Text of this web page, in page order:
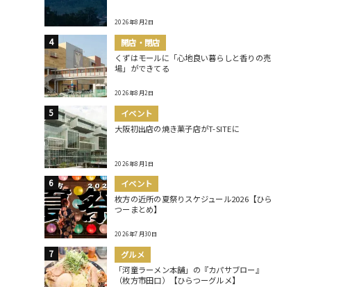
2026年8月2日
開店・閉店
くずはモールに「心地良い暮らしと香りの売
場」ができてる
2026年8月2日
イベント
大阪初出店の焼き菓子店がT-SITEに
2026年8月1日
イベント
枚方の近所の夏祭りスケジュール2026【ひら
つーまとめ】
2026年7月30日
グルメ
「河童ラーメン本舗」の『カパサブロー』
（枚方市田口）【ひらつーグルメ】